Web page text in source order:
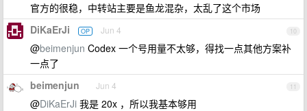
官方的很稳，中转站主要是鱼龙混杂，太乱了这个市场
10
DiKaErJi OP Jun 4
@beimenjun Codex 一个号用量不太够，得找一点其他方案补
一点了
11
beimenjun Jun 4
@DiKaErJi 我是 20x ，所以我基本够用